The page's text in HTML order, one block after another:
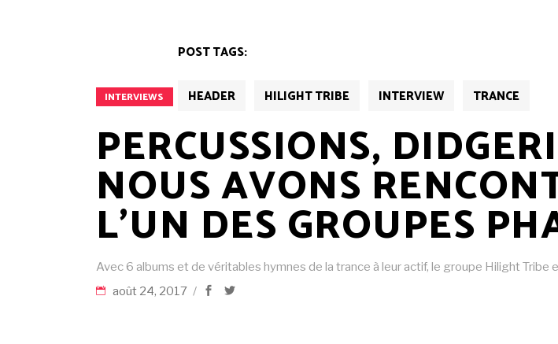
INTERVIEWS
POST TAGS:
HEADER HILIGHT TRIBE INTERVIEW TRANCE
PERCUSSIONS,
NOUS AVONS
L’UN DES GROUPES
Avec 6 albums et de véritables hymnes de la trance à leur actif, le groupe Hilight Tribe
août 24, 2017